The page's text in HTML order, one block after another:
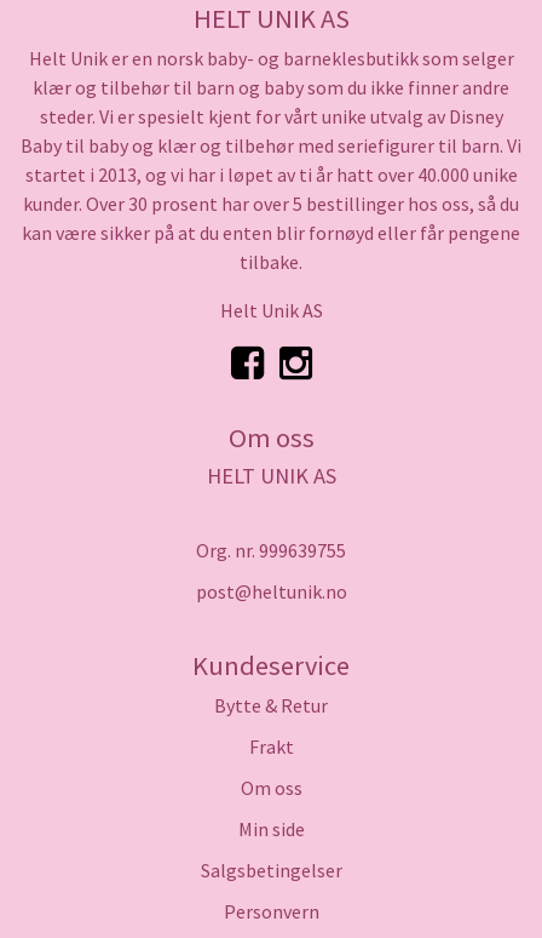
HELT UNIK AS
Helt Unik er en norsk baby- og barneklesbutikk som selger
klær og tilbehør til barn og baby som du ikke finner andre
steder. Vi er spesielt kjent for vårt unike utvalg av Disney
Baby til baby og klær og tilbehør med seriefigurer til barn. Vi
startet i 2013, og vi har i løpet av ti år hatt over 40.000 unike
kunder. Over 30 prosent har over 5 bestillinger hos oss, så du
kan være sikker på at du enten blir fornøyd eller får pengene
tilbake.
Helt Unik AS
Om oss
HELT UNIK AS
Org. nr. 999639755
post@heltunik.no
Kundeservice
Bytte & Retur
Frakt
Om oss
Min side
Salgsbetingelser
Personvern